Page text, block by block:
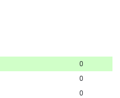
0
0
0